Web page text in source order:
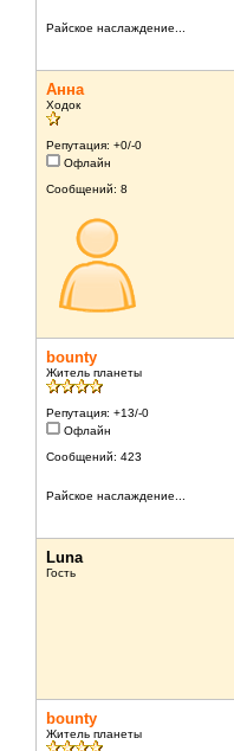
Райское наслаждение...
Анна
Ходок
Репутация: +0/-0
Офлайн
Сообщений: 8
bounty
Житель планеты
Репутация: +13/-0
Офлайн
Сообщений: 423
Райское наслаждение...
Luna
Гость
bounty
Житель планеты